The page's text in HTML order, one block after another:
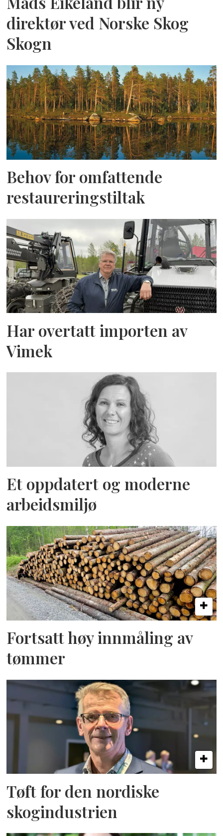
direktør ved Norske Skog
Skogn
Behov for omfattende
restaureringstiltak
Har overtatt importen av
Vimek
Et oppdatert og moderne
arbeidsmiljø
Fortsatt høy innmåling av
tømmer
Tøft for den nordiske
skogindustrien